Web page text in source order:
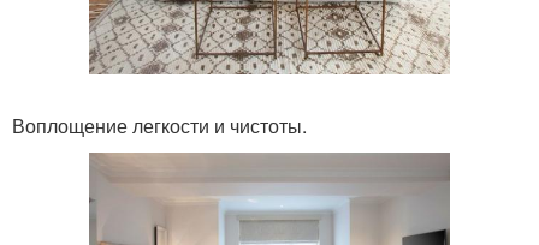
Воплощение легкости и чистоты.